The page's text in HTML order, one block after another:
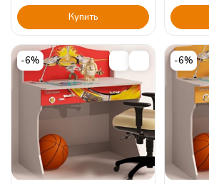
Купить
-6% -6%